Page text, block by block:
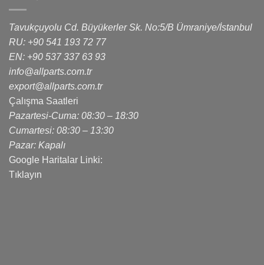
Tavukçuyolu Cd. Büyükerler Sk. No:5/B Ümraniye/İstanbul
RU: +90 541 193 72 77
EN: +90 537 337 63 93
info@allparts.com.tr
export@allparts.com.tr
Çalışma Saatleri
Pazartesi-Cuma: 08:30 – 18:30
Cumartesi: 08:30 – 13:30
Pazar: Kapalı
Google Haritalar Linki:
Tıklayın